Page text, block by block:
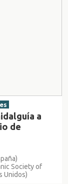
a
de
Society of
Unidos)